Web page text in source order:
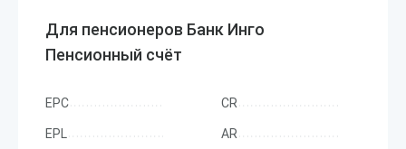
Для пенсионеров Банк Инго
Пенсионный счёт
EPC CR
EPL AR